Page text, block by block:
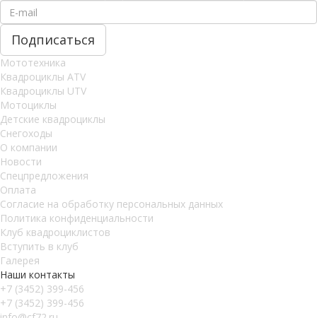
Мототехника
Квадроциклы ATV
Квадроциклы UTV
Мотоциклы
Детские квадроциклы
Снегоходы
О компании
Новости
Спецпредложения
Оплата
Согласие на обработку персональных данных
Политика конфиденциальности
Клуб квадроциклистов
Вступить в клуб
Галерея
Наши контакты
+7 (3452) 399-456
+7 (3452) 399-456